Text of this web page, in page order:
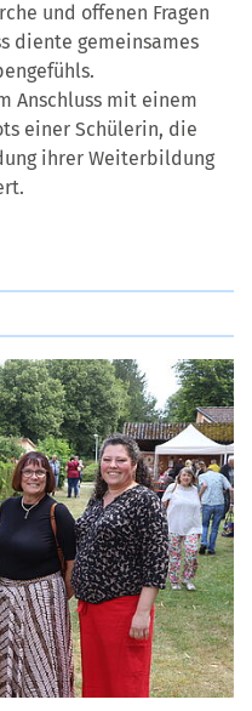
und offenen Fragen
diente gemeinsames
Anschluss mit einem
einer Schülerin, die
ihrer Weiterbildung